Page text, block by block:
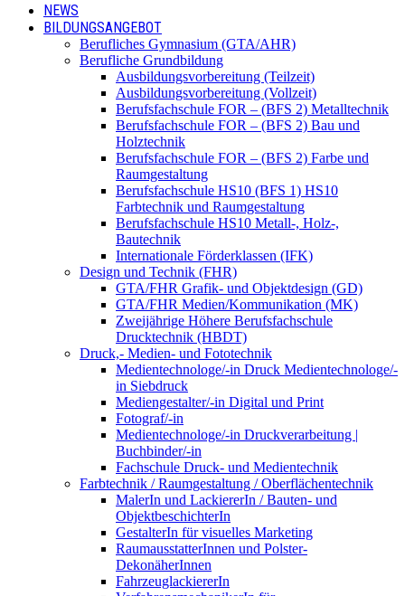
NEWS
BILDUNGSANGEBOT
Berufliches Gymnasium (GTA/AHR)
Berufliche Grundbildung
Ausbildungsvorbereitung (Teilzeit)
Ausbildungsvorbereitung (Vollzeit)
Berufsfachschule FOR – (BFS 2) Metalltechnik
Berufsfachschule FOR – (BFS 2) Bau und
Holztechnik
Berufsfachschule FOR – (BFS 2) Farbe und
Raumgestaltung
Berufsfachschule HS10 (BFS 1) HS10
Farbtechnik und Raumgestaltung
Berufsfachschule HS10 Metall-, Holz-,
Bautechnik
Internationale Förderklassen (IFK)
Design und Technik (FHR)
GTA/FHR Grafik- und Objektdesign (GD)
GTA/FHR Medien/Kommunikation (MK)
Zweijährige Höhere Berufsfachschule
Drucktechnik (HBDT)
Druck,- Medien- und Fototechnik
Medientechnologe/-in Druck Medientechnologe/-
in Siebdruck
Mediengestalter/-in Digital und Print
Fotograf/-in
Medientechnologe/-in Druckverarbeitung |
Buchbinder/-in
Fachschule Druck- und Medientechnik
Farbtechnik / Raumgestaltung / Oberflächentechnik
MalerIn und LackiererIn / Bauten- und
ObjektbeschichterIn
GestalterIn für visuelles Marketing
RaumausstatterInnen und Polster-
DekonäherInnen
FahrzeuglackiererIn